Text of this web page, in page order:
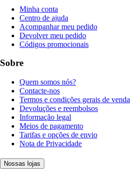
Minha conta
Centro de ajuda
Acompanhar meu pedido
Devolver meu pedido
Códigos promocionais
Sobre
Quem somos nós?
Contacte-nos
Termos e condições gerais de venda
Devoluções e reembolsos
Informação legal
Meios de pagamento
Tarifas e opções de envio
Nota de Privacidade
Nossas lojas